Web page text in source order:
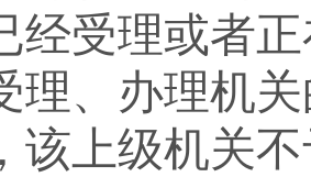
经受理或者
理、办理机
该上级机关